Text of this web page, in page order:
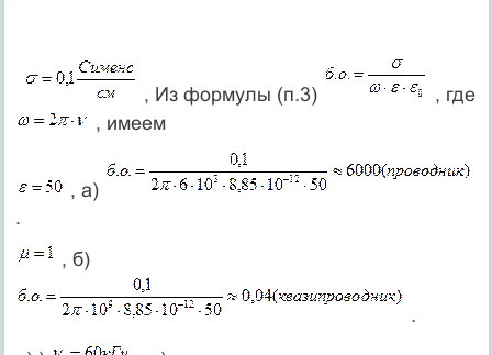
, Из формулы (п.3)
, где
, имеем
, а)
.
, б)
.